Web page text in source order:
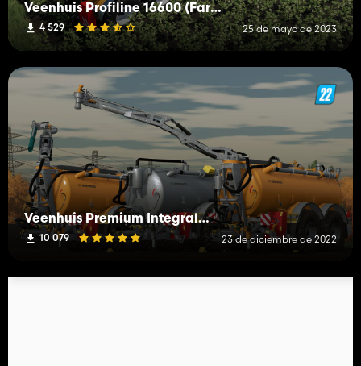
Veenhuis Profiline 16600 (Farming Dud Edition)
4 529 25 de mayo de 2023
Veenhuis Premium Integral 20000
10 079 23 de diciembre de 2022